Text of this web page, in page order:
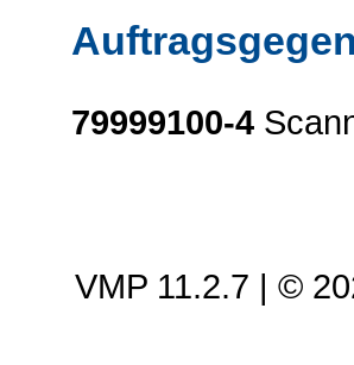
79999100-4
VMP 11.2.7 | ©